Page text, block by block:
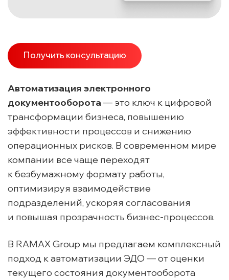
Получить консультацию
Автоматизация электронного
документооборота — это ключ к цифровой
трансформации бизнеса, повышению
эффективности процессов и снижению
операционных рисков. В современном мире
компании все чаще переходят
к безбумажному формату работы,
оптимизируя взаимодействие
подразделений, ускоряя согласования
и повышая прозрачность бизнес-процессов.
В RAMAX Group мы предлагаем комплексный
подход к автоматизации ЭДО — от оценки
текущего состояния документооборота